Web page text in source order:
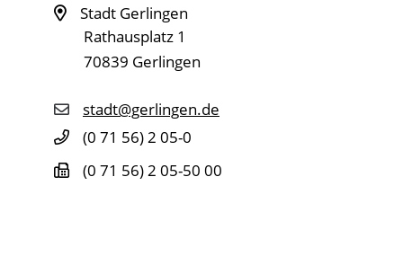
Stadt Gerlingen
Rathausplatz 1
70839 Gerlingen
stadt@gerlingen.de
(0 71 56) 2 05-0
(0 71 56) 2 05-50 00